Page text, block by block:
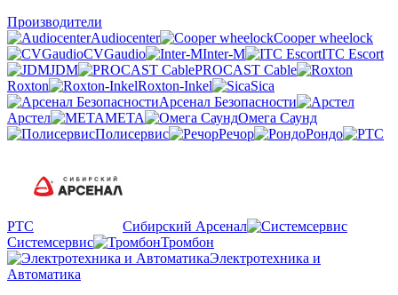
Производители
Audiocenter
Cooper wheelock
CVGaudio
Inter-M
ITC Escort
JDM
PROCAST Cable
Roxton
Roxton-Inkel
Sica
Арсенал Безопасности
Арстел
МЕТА
Омега Саунд
Полисервис
Речор Рондо
РТС
Сибирский Арсенал
Системсервис
Тромбон
Электротехника и
Автоматика